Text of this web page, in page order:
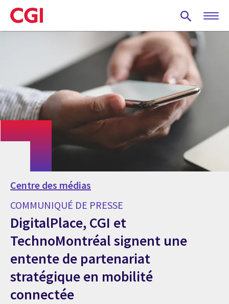
Skip
to
main
Centre des médias
COMMUNIQUÉ DE PRESSE
DigitalPlace, CGI et
TechnoMontréal signent une
entente de partenariat
stratégique en mobilité
connectée